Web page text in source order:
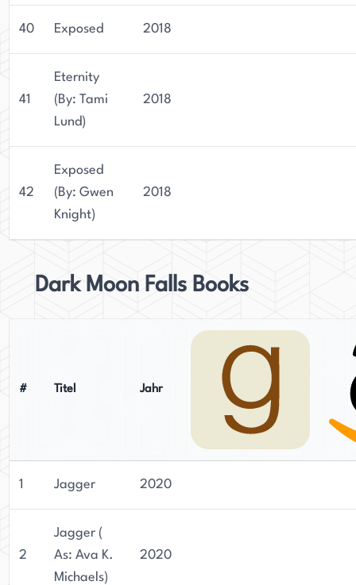
40 Exposed 2018
41
Eternity
(By: Tami
Lund)
2018
42
Exposed
(By: Gwen
Knight)
2018
Dark Moon Falls Books
# Titel Jahr
1 Jagger 2020
2
Jagger (
As: Ava K.
Michaels)
2020